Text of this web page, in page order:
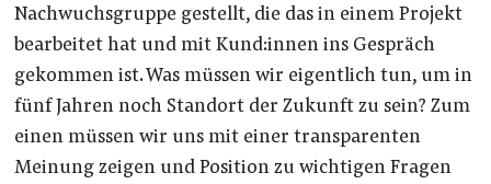
Nachwuchsgruppe gestellt, die das in einem Projekt
bearbeitet hat und mit Kund:innen ins Gespräch
gekommen ist. Was müssen wir eigentlich tun, um in
fünf Jahren noch Standort der Zukunft zu sein? Zum
einen müssen wir uns mit einer transparenten
Meinung zeigen und Position zu wichtigen Fragen